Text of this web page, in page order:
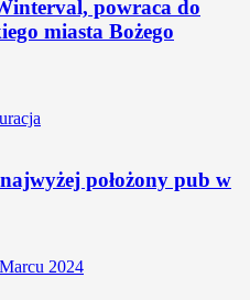
powraca do
miasta Bożego
położony pub w